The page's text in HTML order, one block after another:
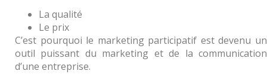
La qualité
Le prix
C’est pourquoi le marketing participatif est devenu un
outil puissant du marketing et de la communication
d’une entreprise.